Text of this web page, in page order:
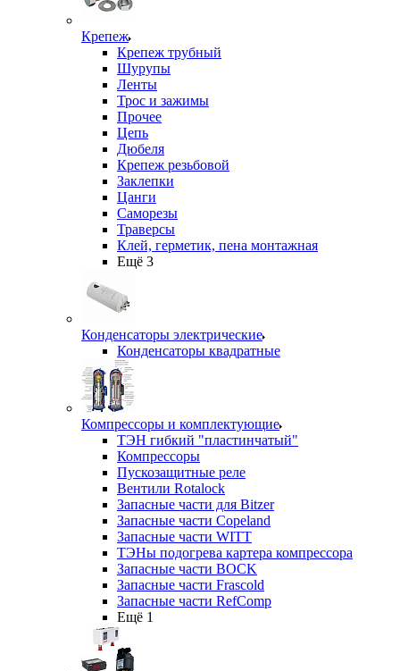
Крепеж
Крепеж трубный
Шурупы
Ленты
Трос и зажимы
Прочее
Цепь
Дюбеля
Крепеж резьбовой
Заклепки
Цанги
Саморезы
Траверсы
Клей, герметик, пена монтажная
Ещё 3
Конденсаторы электрические
Конденсаторы квадратные
Компрессоры и комплектующие
ТЭН гибкий "пластинчатый"
Компрессоры
Пускозащитные реле
Вентили Rotalock
Запасные части для Bitzer
Запасные части Copeland
Запасные части WITT
ТЭНы подогрева картера компрессора
Запасные части BOCK
Запасные части Frascold
Запасные части RefComp
Ещё 1